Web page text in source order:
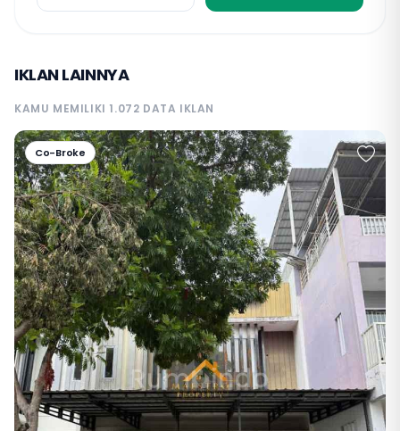
IKLAN LAINNYA
KAMU MEMILIKI 1.072 DATA IKLAN
Co-Broke